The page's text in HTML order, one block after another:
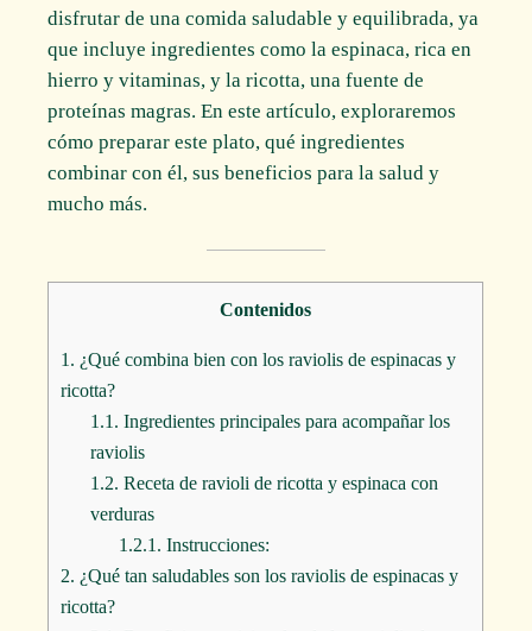
disfrutar de una comida saludable y equilibrada, ya
que incluye ingredientes como la espinaca, rica en
hierro y vitaminas, y la ricotta, una fuente de
proteínas magras. En este artículo, exploraremos
cómo preparar este plato, qué ingredientes
combinar con él, sus beneficios para la salud y
mucho más.
Contenidos
1. ¿Qué combina bien con los raviolis de espinacas y
ricotta?
1.1. Ingredientes principales para acompañar los
raviolis
1.2. Receta de ravioli de ricotta y espinaca con
verduras
1.2.1. Instrucciones:
2. ¿Qué tan saludables son los raviolis de espinacas y
ricotta?